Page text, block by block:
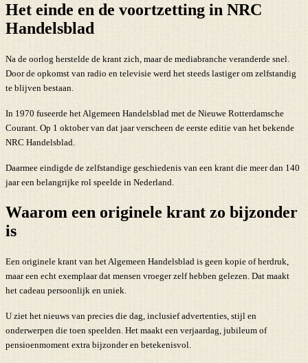
Het einde en de voortzetting in NRC
Handelsblad
Na de oorlog herstelde de krant zich, maar de mediabranche veranderde snel.
Door de opkomst van radio en televisie werd het steeds lastiger om zelfstandig
te blijven bestaan.
In 1970 fuseerde het Algemeen Handelsblad met de Nieuwe Rotterdamsche
Courant. Op 1 oktober van dat jaar verscheen de eerste editie van het bekende
NRC Handelsblad.
Daarmee eindigde de zelfstandige geschiedenis van een krant die meer dan 140
jaar een belangrijke rol speelde in Nederland.
Waarom een originele krant zo bijzonder
is
Een originele krant van het Algemeen Handelsblad is geen kopie of herdruk,
maar een echt exemplaar dat mensen vroeger zelf hebben gelezen. Dat maakt
het cadeau persoonlijk en uniek.
U ziet het nieuws van precies die dag, inclusief advertenties, stijl en
onderwerpen die toen speelden. Het maakt een verjaardag, jubileum of
pensioenmoment extra bijzonder en betekenisvol.